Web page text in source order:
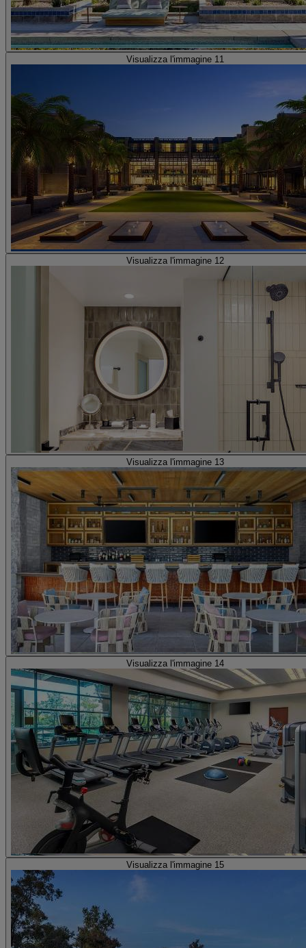
Visualizza l'immagine 11
Visualizza l'immagine 12
Visualizza l'immagine 13
Visualizza l'immagine 14
Visualizza l'immagine 15